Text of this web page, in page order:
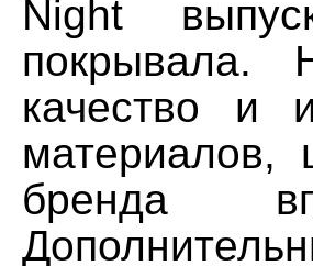
Night
покрывала.
качество и
материалов,
бренда